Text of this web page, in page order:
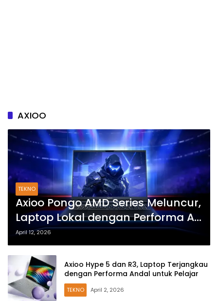
AXIOO
TEKNO
Axioo Pongo AMD Series Meluncur,
Laptop Lokal dengan Performa AI
Siap Saingi Brand Global
April 12, 2026
Axioo Hype 5 dan R3, Laptop Terjangkau
dengan Performa Andal untuk Pelajar
TEKNO April 2, 2026